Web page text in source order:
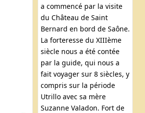
a commencé par la visite
du Château de Saint
Bernard en bord de Saône.
La forteresse du XIIIème
siècle nous a été contée
par la guide, qui nous a
fait voyager sur 8 siècles, y
compris sur la période
Utrillo avec sa mère
Suzanne Valadon. Fort de